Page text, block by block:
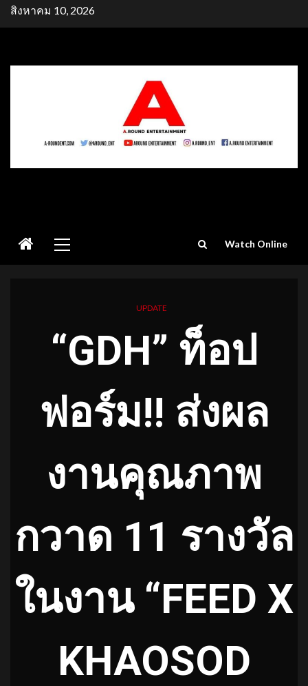
Skipสิงหาคม 10, 2026
Menu
Watch Online
UPDATE
“GDH” ท็อป
ฟอร์ม!! ส่งผล
งานคุณภาพ
กวาด 11 รางวัล
ในงาน “FEED X
KHAOSOD